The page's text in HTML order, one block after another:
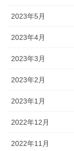
2023年5月
2023年4月
2023年3月
2023年2月
2023年1月
2022年12月
2022年11月